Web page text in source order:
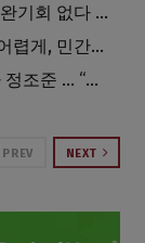
[이민] 영주권 서류 빠지면 ‘즉시거부’, 보완기회 없다 … 이민심사 8월부터 확 바뀐다
[이민]시민권 시험 확 바뀐다 … 영어 더 어렵게, 민간시험 도입 추진
트럼프, 한인 주지사 후보 홍 프란체스카 정조준 … “미치광이다”
PREV NEXT